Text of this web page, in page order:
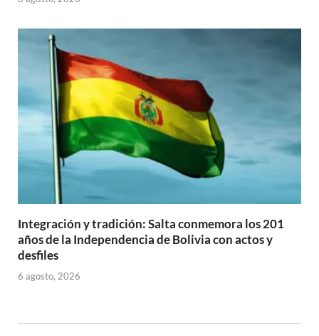
Integración y tradición: Salta conmemora los 201
años de la Independencia de Bolivia con actos y
desfiles
6 agosto, 2026